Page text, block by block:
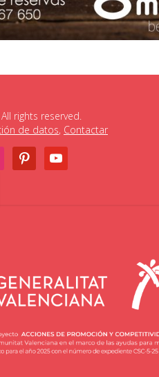
All rights reserved.
de datos, Contactar
pinterestyoutube